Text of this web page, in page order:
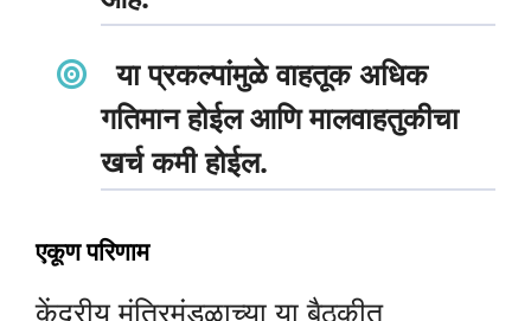
या प्रकल्पांमुळे वाहतूक अधिक
गतिमान होईल आणि मालवाहतुकीचा
खर्च कमी होईल.
एकूण परिणाम
केंद्रीय मंत्रिमंडळाच्या या बैठकीत